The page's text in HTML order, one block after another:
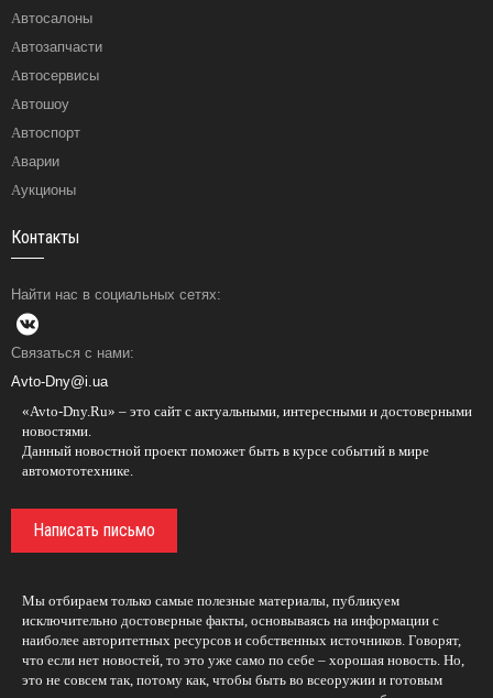
Автосалоны
Автозапчасти
Автосервисы
Автошоу
Автоспорт
Аварии
Аукционы
Контакты
Найти нас в социальных сетях:
Связаться с нами:
Avto-Dny@i.ua
«Avto-Dny.Ru» – это сайт с актуальными, интересными и достоверными
новостями.
Данный новостной проект поможет быть в курсе событий в мире
автомототехнике.
Написать письмо
Мы отбираем только самые полезные материалы, публикуем
исключительно достоверные факты, основываясь на информации с
наиболее авторитетных ресурсов и собственных источников. Говорят,
что если нет новостей, то это уже само по себе – хорошая новость. Но,
это не совсем так, потому как, чтобы быть во всеоружии и готовым